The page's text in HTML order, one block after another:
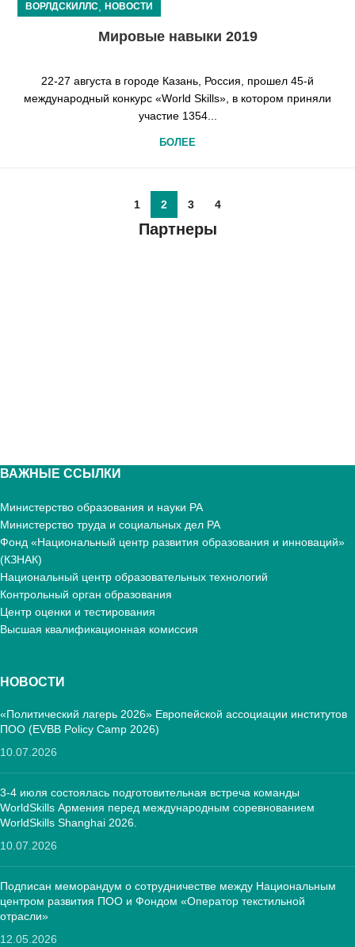
ВОРЛДСКИЛЛС НОВОСТИ
Мировые навыки 2019
22-27 августа в городе Казань, Россия, прошел 45-й
международный конкурс «World Skills», в котором приняли
участие 1354...
БОЛЕЕ
1 2 3 4
Партнеры
ВАЖНЫЕ ССЫЛКИ
Министерство образования и науки РА
Министерство труда и социальных дел РА
Фонд «Национальный центр развития образования и инноваций»
(КЗНАК)
Национальный центр образовательных технологий
Контрольный орган образования
Центр оценки и тестирования
Высшая квалификационная комиссия
НОВОСТИ
«Политический лагерь 2026» Европейской ассоциации институтов
ПОО (EVBB Policy Camp 2026)
10.07.2026
3-4 июля состоялась подготовительная встреча команды
WorldSkills Армения перед международным соревнованием
WorldSkills Shanghai 2026.
10.07.2026
Подписан меморандум о сотрудничестве между Национальным
центром развития ПОО и Фондом «Оператор текстильной
отрасли»
12.05.2026